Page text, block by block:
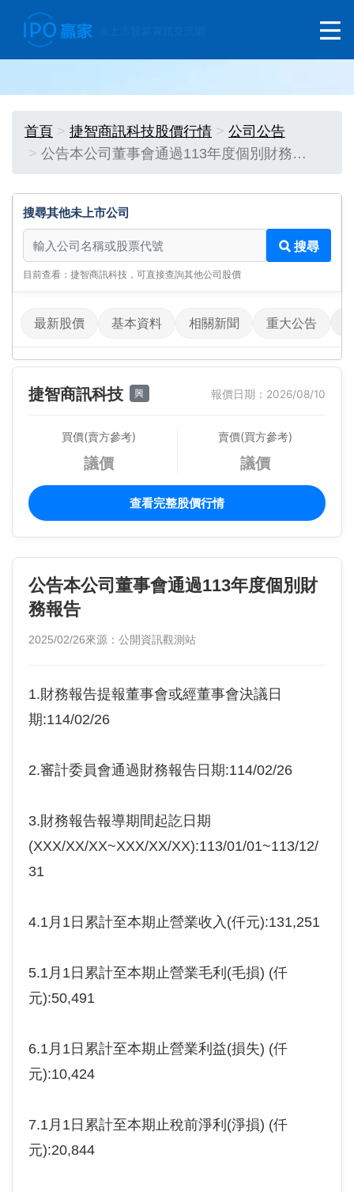
首頁 捷智商訊科技股價行情
公司公告
公告本公司董事會通過113年度個別財務…
搜尋其他未上市公司
搜尋其他未上市公司
搜尋
目前查看：捷智商訊科技，可直接查詢其他公司股價
最新股價 基本資料 相關新聞 重大公告
捷智商訊科技 興 報價日期：2026/08/10
買價(賣方參考)
議價
賣價(買方參考)
議價
查看完整股價行情
公告本公司董事會通過113年度個別財
務報告
2025/02/26來源：公開資訊觀測站
1.財務報告提報董事會或經董事會決議日
期:114/02/26
2.審計委員會通過財務報告日期:114/02/26
3.財務報告報導期間起訖日期
(XXX/XX/XX~XXX/XX/XX):113/01/01~113/12/
31
4.1月1日累計至本期止營業收入(仟元):131,251
5.1月1日累計至本期止營業毛利(毛損) (仟
元):50,491
6.1月1日累計至本期止營業利益(損失) (仟
元):10,424
7.1月1日累計至本期止稅前淨利(淨損) (仟
元):20,844